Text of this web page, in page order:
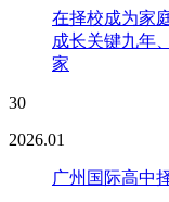
在择校成为家
成长关键九年
家
30
2026.01
广州国际高中